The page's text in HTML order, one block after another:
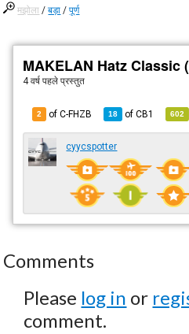
मझोला /बड़ा /पूर्ण
MAKELAN Hatz Classic
4 वर्ष पहले प्रस्तुत
2 of C-FHZB 18 ofCB1 602
cyycspotter
Comments
Please log in or
comment.